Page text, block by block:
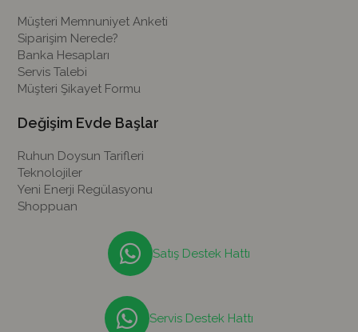
Müşteri Memnuniyet Anketi
Siparişim Nerede?
Banka Hesapları
Servis Talebi
Müşteri Şikayet Formu
Değişim Evde Başlar
Ruhun Doysun Tarifleri
Teknolojiler
Yeni Enerji Regülasyonu
Shoppuan
Satış Destek Hattı
Servis Destek Hattı